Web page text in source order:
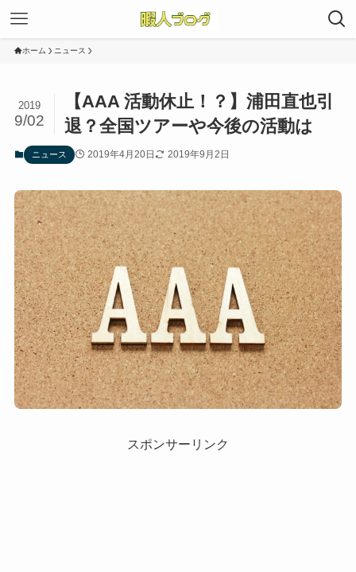
ホーム ニュース
【AAA 活動休止！？】浦田直也引
退？全国ツアーや今後の活動は
2019
9/02
ニュース 2019年4月20日 2019年9月2日
スポンサーリンク